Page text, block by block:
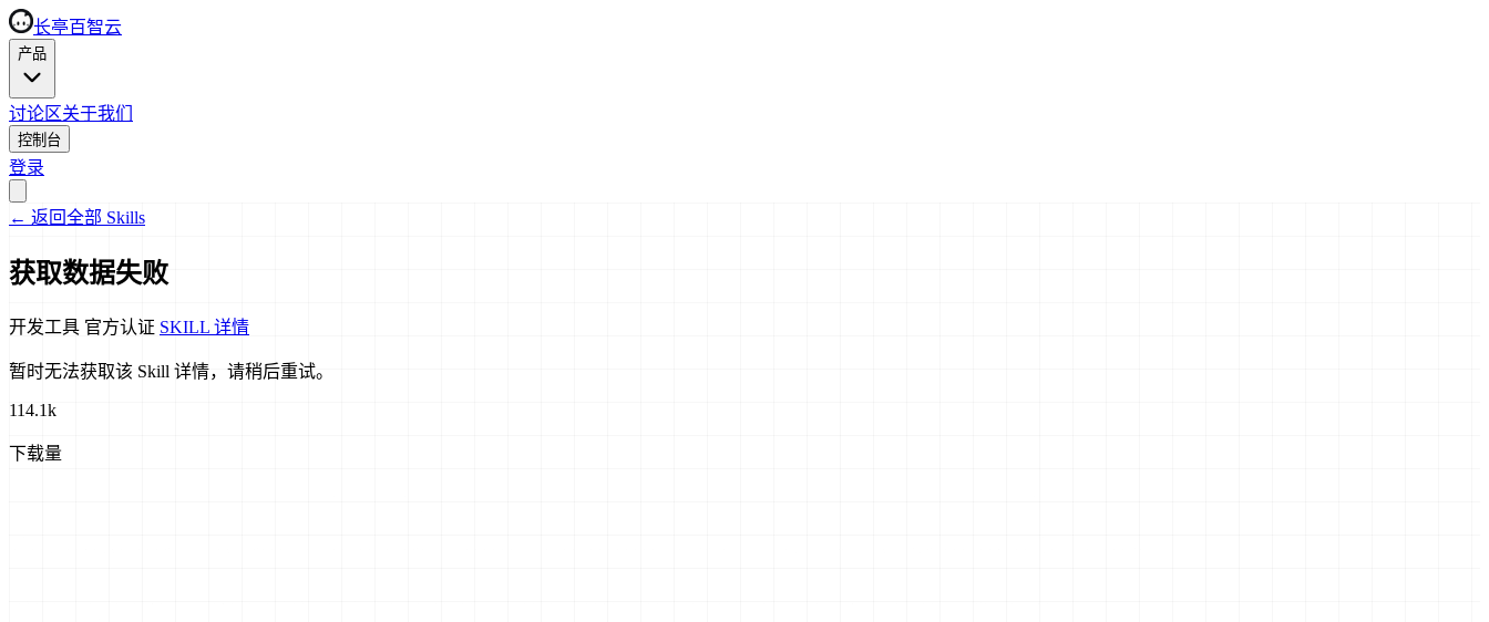
长亭百智云
产品
讨论区关于我们
控制台
登录
← 返回全部 Skills
获取数据失败
开发工具 官方认证 SKILL 详情
暂时无法获取该 Skill 详情，请稍后重试。
114.1k
下载量